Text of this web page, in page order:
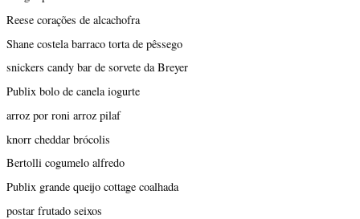
Reese corações de alcachofra
Shane costela barraco torta de pêssego
snickers candy bar de sorvete da Breyer
Publix bolo de canela iogurte
arroz por roni arroz pilaf
knorr cheddar brócolis
Bertolli cogumelo alfredo
Publix grande queijo cottage coalhada
postar frutado seixos